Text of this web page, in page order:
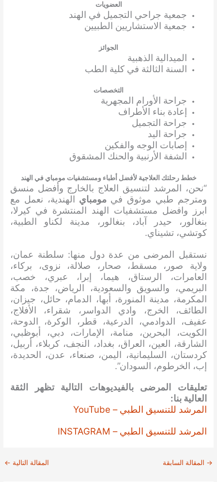
العضويات
جمعية جراحي التجميل في الهند
جمعية الاستشاريين الطبيين
الجوائز
الميدالية الذهبية
السنة الثالثة في كلية الطب
التخصصات
جراحة الأورام المجهرية
إعادة بناء الأطراف
جراحة التجميل
جراحة اليد
إصابات الوجه والفكين
الشفة الأرنبية والحنك المشقوق
خطط رحلتك العلاجية لأفضل أطباء ومستشفيات مومباي في الهند
“نحن، المرشد لتنسيق العلاج بالخارج وأفضل منسق
ومترجم طبي موثوق في مومباي الهندية، نعمل مع
ابرز وافضل مستشفيات الهند المنتشرة في كيرلا،
بنغالور، حيدر آباد، بنغالور، مدينة لكناو الطبية،
كوتشي، تشيناي.
نستقبل المرضى من عدة دول منها: سلطنة عمان،
ولاية صور، مسقط، صحار، صلالة، نزوى، بركاء،
العامرات، الرستاق، هيما، إبرا، عبري، خصب،
البريمي، والسويق والسعودية، الرياض، جدة، مكة
المكرمة، مدينة المنورة، أبها، الدمام، حائل، جيزان،
الطائف، الخرج، وادي الدواسر، شقراء، الأفلاج،
عفيف، الدوادمي، الدرعية، قطر، الوكرة، الدوحة،
الكويت، البحرين، منامة، الإمارات، دبي، أبوظبي،
الشارقة، العين، العراق، بغداد، النجف، كربلاء، أربيل،
كردستان، السليمانية، اليمن، صنعاء، عدن، الحديدة،
إب، الخرطوم، السودان”.
تعليقات المرضى بالفيديوهات التالية تظهر الثقة
العالية بنا:
المرشد للتنسيق الطبي – YouTube
المرشد للتنسيق الطبي – INSTAGRAM
→ المقالة السابقة المقالة التالية ←